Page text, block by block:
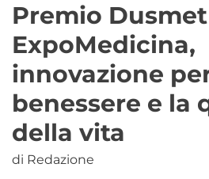
Premio
ExpoMedicina,
innovazione
benessere e la
della vita
di Redazione